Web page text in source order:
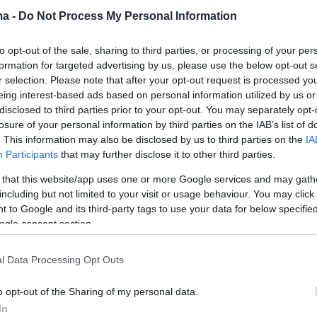
- Do Not Process My Personal Information
opt-out of the sale, sharing to third parties, or processing of your
for targeted advertising by us, please use the below opt-out
selection. Please note that after your opt-out request is processed
interest-based ads based on personal information utilized by us
to third parties prior to your opt-out. You may separately
of your personal information by third parties on the IAB’s list of
This information may also be disclosed by us to third parties on the
Participants that may further disclose it to other third parties.
that this website/app uses one or more Google services and may
but not limited to your visit or usage behaviour. You may
to Google and its third-party tags to use your data for below
consent section.
Data Processing Opt Outs
opt-out of the Sharing of my personal data.
Η 19χρονη κόρη του έκανε
out ως non-binary - Πλέον
Στίβι
μεταμόρφωσή της με την πάροδο του χρόνου και
να της απευθύνονται με την αντωνυμία «αυτοί»
Ο τρανς ηθοποιός ποζάρει
με το πρώτο του
μαγιό στο Instagram
συνέντευξη ο 34χρονος μίλησε για τη θεαματική
είχε στην ψυχολογία του η αφαίρεση των μαστών
τη ζωή» είχε πει χαρακτηριστικά
68